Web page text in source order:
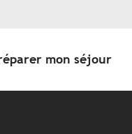
mon séjour